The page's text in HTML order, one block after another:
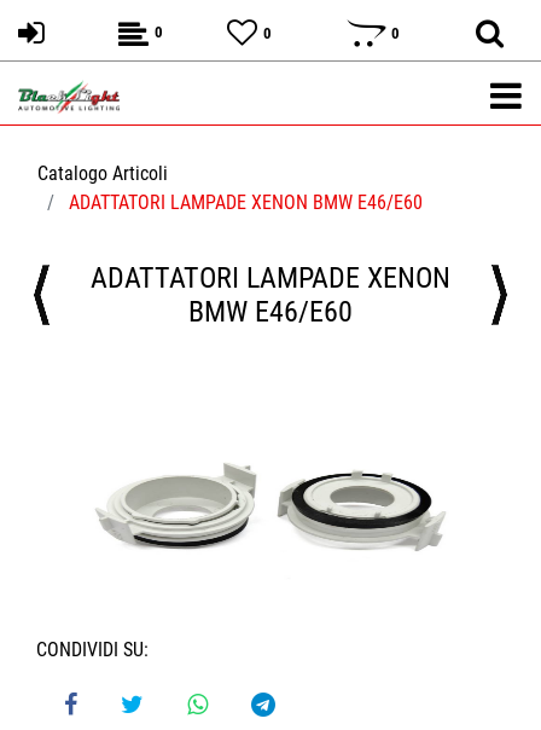
0 0 0
Catalogo Articoli
ADATTATORI LAMPADE XENON BMW E46/E60
ADATTATORI LAMPADE XENON
BMW E46/E60
CONDIVIDI SU: